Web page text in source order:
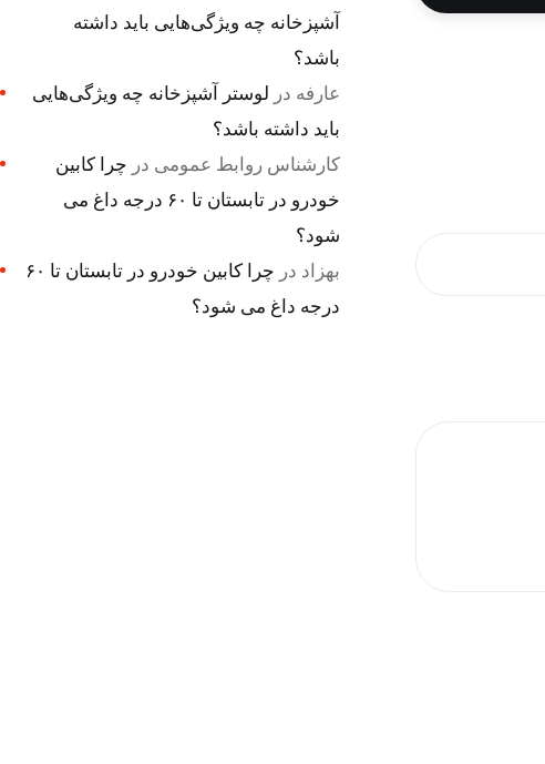
آشپزخانه چه ویژگی‌هایی باید داشته
باشد؟
عارفه در لوستر آشپزخانه چه ویژگی‌هایی
باید داشته باشد؟
کارشناس روابط عمومی در چرا کابین
خودرو در تابستان تا ۶۰ درجه داغ می
شود؟
بهزاد در
چرا کابین خودرو در تابستان تا ۶۰
درجه داغ می شود؟